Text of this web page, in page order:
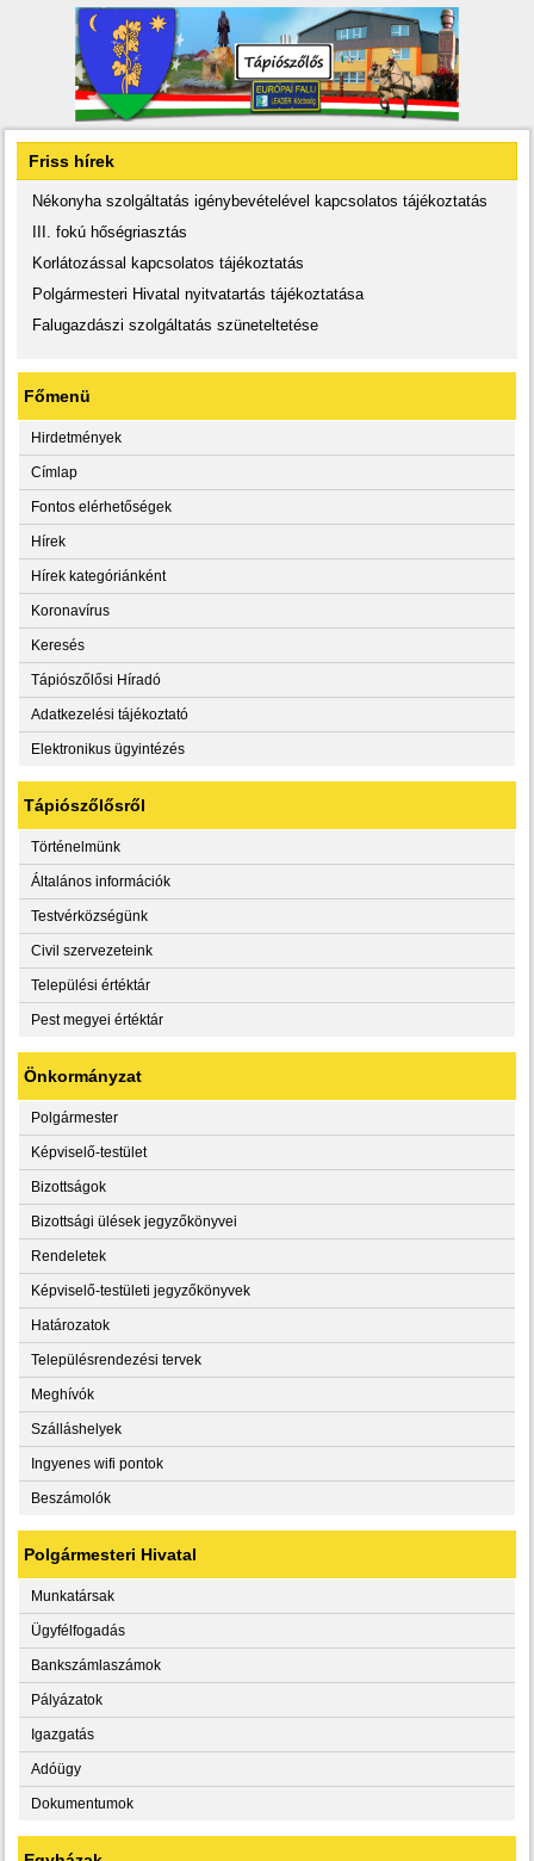
Friss hírek
Nékonyha szolgáltatás igénybevételével kapcsolatos tájékoztatás
III. fokú hőségriasztás
Korlátozással kapcsolatos tájékoztatás
Polgármesteri Hivatal nyitvatartás tájékoztatása
Falugazdászi szolgáltatás szüneteltetése
Főmenü
Hirdetmények
Címlap
Fontos elérhetőségek
Hírek
Hírek kategóriánként
Koronavírus
Keresés
Tápiószőlősi Híradó
Adatkezelési tájékoztató
Elektronikus ügyintézés
Tápiószőlősről
Történelmünk
Általános információk
Testvérközségünk
Civil szervezeteink
Települési értéktár
Pest megyei értéktár
Önkormányzat
Polgármester
Képviselő-testület
Bizottságok
Bizottsági ülések jegyzőkönyvei
Rendeletek
Képviselő-testületi jegyzőkönyvek
Határozatok
Településrendezési tervek
Meghívók
Szálláshelyek
Ingyenes wifi pontok
Beszámolók
Polgármesteri Hivatal
Munkatársak
Ügyfélfogadás
Bankszámlaszámok
Pályázatok
Igazgatás
Adóügy
Dokumentumok